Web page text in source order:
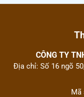
CÔNG TY
Địa chỉ: Số 16 ngõ
Mã